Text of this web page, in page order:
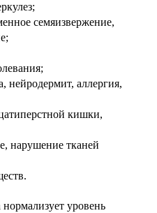
семяизвержение,
нейродермит, аллергия,
кишки,
нарушение тканей
уровень